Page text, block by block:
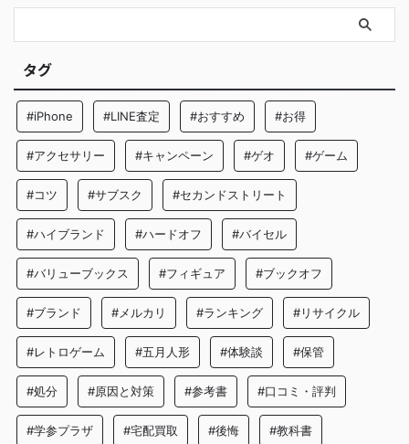
タグ
#iPhone #LINE査定 #おすすめ #お得
#アクセサリー #キャンペーン #ゲオ #ゲーム
#コツ #サブスク #セカンドストリート
#ハイブランド #ハードオフ #バイセル
#バリューブックス #フィギュア #ブックオフ
#ブランド #メルカリ #ランキング #リサイクル
#レトロゲーム #五月人形 #体験談 #保管
#処分 #原因と対策 #参考書 #口コミ・評判
#学参プラザ #宅配買取 #後悔 #教科書